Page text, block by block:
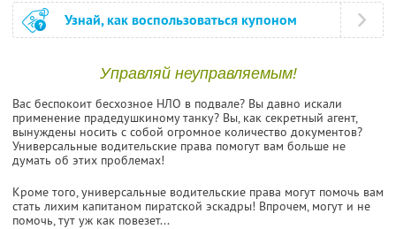
Узнай, как воспользоваться купоном
Управляй неуправляемым!
Вас беспокоит бесхозное НЛО в подвале? Вы давно искали
применение прадедушкиному танку? Вы, как секретный агент,
вынуждены носить с собой огромное количество документов?
Универсальные водительские права помогут вам больше не
думать об этих проблемах!
Кроме того, универсальные водительские права могут помочь вам
стать лихим капитаном пиратской эскадры! Впрочем, могут и не
помочь, тут уж как повезет...